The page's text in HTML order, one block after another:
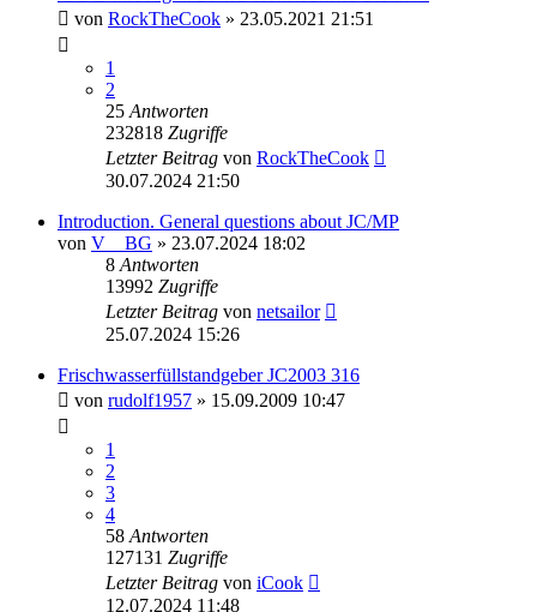
von RockTheCook » 23.05.2021 21:51
1
2
25 Antworten
232818 Zugriffe
Letzter Beitrag von RockTheCook
30.07.2024 21:50
Introduction. General questions about JC/MP
von V__BG » 23.07.2024 18:02
8 Antworten
13992 Zugriffe
Letzter Beitrag von netsailor
25.07.2024 15:26
Frischwasserfüllstandgeber JC2003 316
von rudolf1957 » 15.09.2009 10:47
1
2
3
4
58 Antworten
127131 Zugriffe
Letzter Beitrag von iCook
12.07.2024 11:48